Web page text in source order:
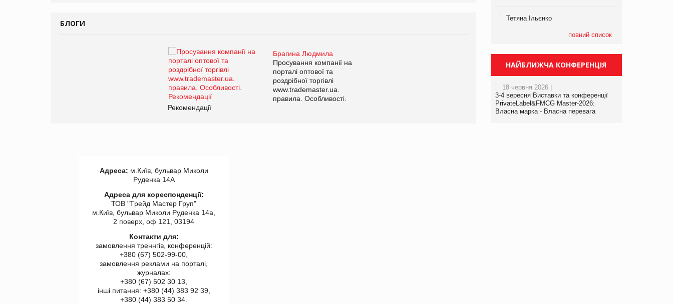
БЛОГИ
Брагина Людмила
Просування компанії на
порталі оптової та
роздрібної торгівлі
www.trademaster.ua.
правила. Особливості.
Рекомендації
Брагина Людмила
Просування компанії на
правила. Особливості.
Рекомендації
Тетяна Ільєнко
повний список
НАЙБЛИЖЧА КОНФЕРЕНЦІЯ
18 червня 2026 |
3-4 вересня Виставки та конференції
PrivateLabel&FMCG Master-2026:
Власна марка - Власна перевага
Адреса: м.Київ, бульвар Миколи
Руденка 14А
Адреса для кореспонденції:
ТОВ "Tрейд Мастер Груп"
м.Київ, бульвар Миколи Руденка 14а,
2 поверх, оф 121, 03194
Контакти для:
замовлення треннгів, конференцій:
+380 (67) 502-99-00,
замовлення реклами на порталі,
журналах:
+380 (67) 502 30 13,
інші питання: +380 (44) 383 92 39,
+380 (44) 383 50 34.